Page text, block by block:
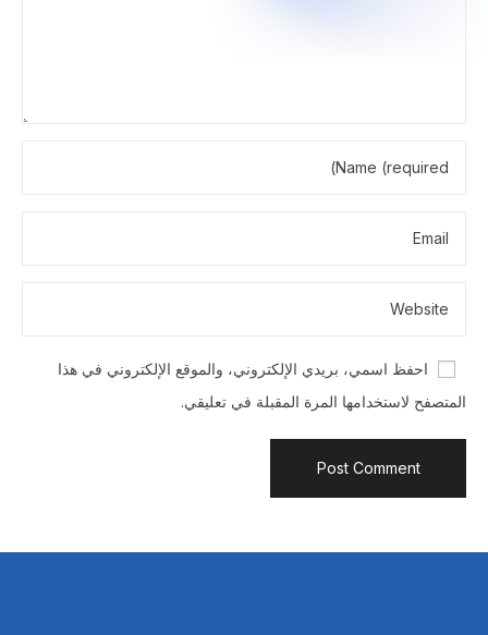
احفظ اسمي، بريدي الإلكتروني، والموقع الإلكتروني في هذا
المتصفح لاستخدامها المرة المقبلة في تعليقي.